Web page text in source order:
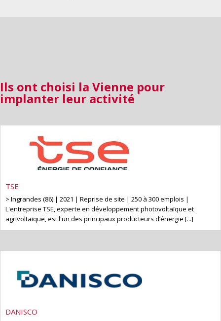
Ils ont choisi la Vienne pour
implanter leur activité
TSE
> Ingrandes (86) | 2021 | Reprise de site | 250 à 300 emplois |
L'entreprise TSE, experte en développement photovoltaïque et
agrivoltaïque, est l'un des principaux producteurs d’énergie [...]
DANISCO